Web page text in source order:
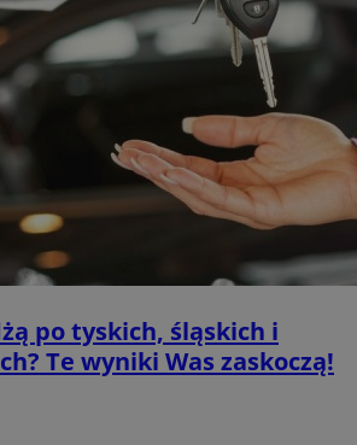
po tyskich, śląskich i
Te wyniki Was zaskoczą!